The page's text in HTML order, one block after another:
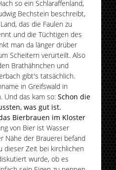
so ein Schlaraffenland,
Bechstein beschreibt,
das die Faulen zu
und die Tüchtigen des
man da länger drüber
Scheitern verurteilt. Also
Brathähnchen und
gibt's tatsächlich.
in Greifswald in
Und das kam so:Schon die
was gut ist.
Bierbrauen im Kloster
von Bier ist Wasser
Nähe der Brauerei befand
dieser Zeit bei kirchlichen
wurde, ob es